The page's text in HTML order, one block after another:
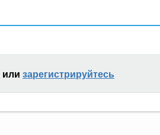
или зарегистрируйтесь